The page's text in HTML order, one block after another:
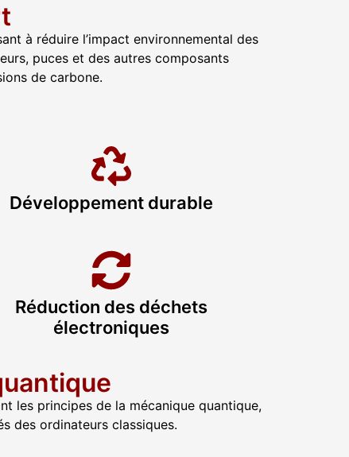
à réduire l’impact environnemental des
puces et des autres composants
de carbone.
Développement durable
Réduction des déchets
électroniques
les principes de la mécanique quantique,
des ordinateurs classiques.